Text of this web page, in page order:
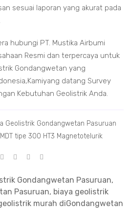
sesuai laporan yang akurat pada
hubungi PT. Mustika Airbumi
Resmi dan terpercaya untuk
Gondangwetan yang
datang Survey
Kebutuhan Geolistrik Anda.
Geolistrik Gondangwetan Pasuruan
tipe 300 HT3 Magnetotelurik
Gondangwetan Pasuruan,
Pasuruan, biaya geolistrik
murah diGondangwetan